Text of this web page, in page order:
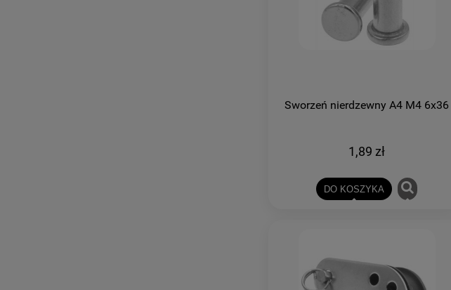
Sworzeń nierdzewny A4 M4 6x36
1,89 zł
DO KOSZYKA